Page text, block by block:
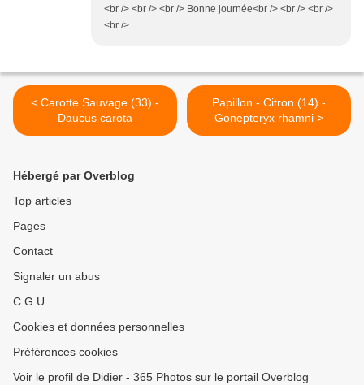
<br /> <br /> <br /> Bonne journée<br /> <br /> <br />
<br />
< Carotte Sauvage (33) -
Daucus carota
Papillon - Citron (14) -
Gonepteryx rhamni >
Hébergé par Overblog
Top articles
Pages
Contact
Signaler un abus
C.G.U.
Cookies et données personnelles
Préférences cookies
Voir le profil de Didier - 365 Photos sur le portail Overblog